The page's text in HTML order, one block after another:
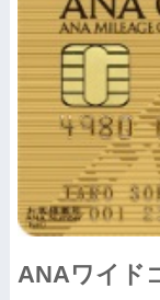
ANAワイド